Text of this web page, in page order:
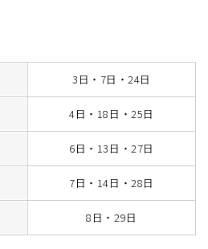
3日・7日・24日
4日・18日・25日
6日・13日・27日
7日・14日・28日
8日・29日